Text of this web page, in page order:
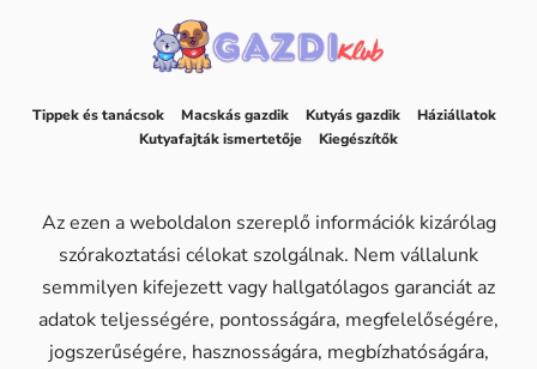
Tippek és tanácsok Macskás gazdik Kutyás gazdik
Háziállatok
Kutyafajták ismertetője
Kiegészítők
Az ezen a weboldalon szereplő információk kizárólag
szórakoztatási célokat szolgálnak. Nem vállalunk
semmilyen kifejezett vagy hallgatólagos garanciát az
adatok teljességére, pontosságára, megfelelőségére,
jogszerűségére, hasznosságára, megbízhatóságára,